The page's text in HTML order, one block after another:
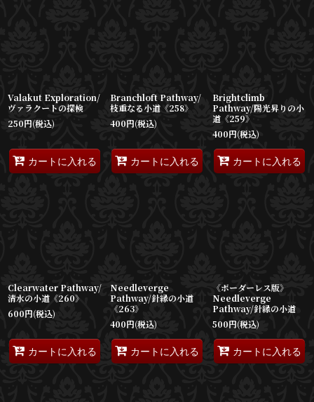
Valakut Exploration/
ヴァラクートの探検
250円(税込)
カートに入れる
Branchloft Pathway/
枝重なる小道《258》
400円(税込)
カートに入れる
Brightclimb
Pathway/陽光昇りの小
道《259》
400円(税込)
カートに入れる
Clearwater Pathway/
清水の小道《260》
600円(税込)
カートに入れる
Needleverge
Pathway/針縁の小道
《263》
400円(税込)
カートに入れる
《ボーダーレス版》
Needleverge
Pathway/針縁の小道
500円(税込)
カートに入れる